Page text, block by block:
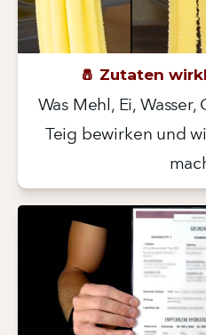
🧂 Zutaten
Was Mehl, Ei,
Teig bewirken und